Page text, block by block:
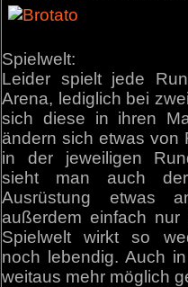
Spielwelt:
Leider spielt jede
Arena, lediglich bei
sich diese in ihren
ändern sich etwas von
in der jeweiligen
sieht man auch
Ausrüstung etwas
außerdem einfach
Spielwelt wirkt so
noch lebendig. Auch
weitaus mehr möglich